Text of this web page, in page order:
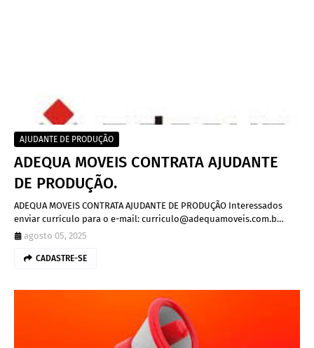
AJUDANTE DE PRODUÇÃO
ADEQUA MOVEIS CONTRATA AJUDANTE
DE PRODUÇÃO.
ADEQUA MOVEIS CONTRATA AJUDANTE DE PRODUÇÃO Interessados
enviar currículo para o e-mail: curriculo@adequamoveis.com.b…
agosto 05, 2025
CADASTRE-SE